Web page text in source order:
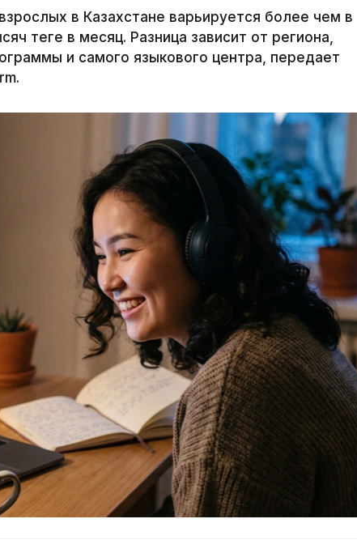
в Казахстане варьируется более чем в
теңге в месяц. Разница зависит от региона,
и самого языкового центра, передает